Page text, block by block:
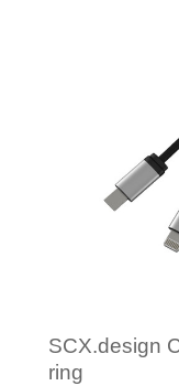
SCX.design
ring